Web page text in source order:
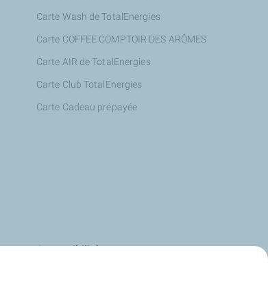
Carte Wash de TotalEnergies
Carte COFFEE COMPTOIR DES ARÔMES
Carte AIR de TotalEnergies
Carte Club TotalEnergies
Carte Cadeau prépayée
Accessibilité